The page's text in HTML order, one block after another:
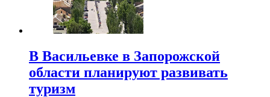
В Васильевке в Запорожской
области планируют развивать
туризм